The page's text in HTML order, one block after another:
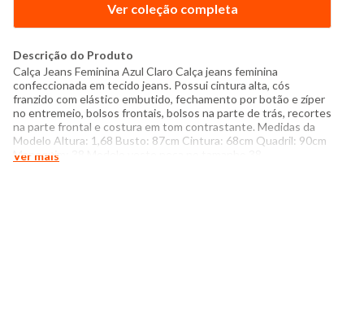
Ver coleção completa
Descrição do Produto
Calça Jeans Feminina Azul Claro Calça jeans feminina
confeccionada em tecido jeans. Possui cintura alta, cós
franzido com elástico embutido, fechamento por botão e zíper
no entremeio, bolsos frontais, bolsos na parte de trás, recortes
na parte frontal e costura em tom contrastante. Medidas da
Modelo Altura: 1,68 Busto: 87cm Cintura: 68cm Quadril: 90cm
Manequim: 38 Modelo veste peça no tamanho 38.
Ver mais